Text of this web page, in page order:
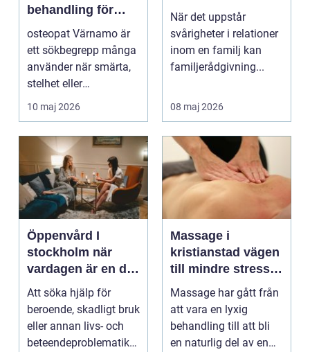
behandling för
minskad smärta
och Ökad rörlighet
osteopat Värnamo är
ett sökbegrepp många
använder när smärta,
stelhet eller
återkommande värk
börjar...
10 maj 2026
När det uppstår
svårigheter i relationer
inom en familj kan
familjerådgivning...
08 maj 2026
Öppenvård I
stockholm när
vardagen är en del
av behandlingen
Att söka hjälp för
beroende, skadligt bruk
eller annan livs- och
beteendeproblematik
Massage i
kristianstad vägen
till mindre stress
och mer energi i
vardagen
Massage har gått från
att vara en lyxig
behandling till att bli
en naturlig del av en